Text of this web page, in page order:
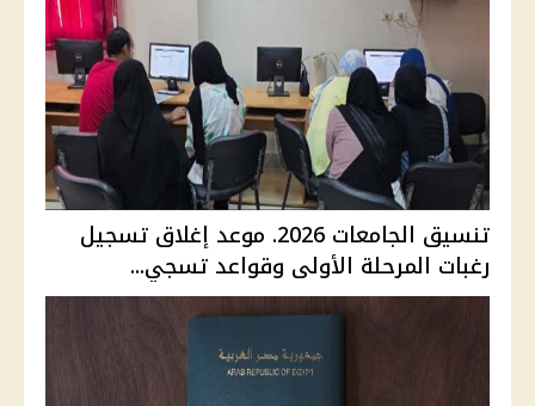
تنسيق الجامعات 2026. موعد إغلاق تسجيل
رغبات المرحلة الأولى وقواعد تسجي...